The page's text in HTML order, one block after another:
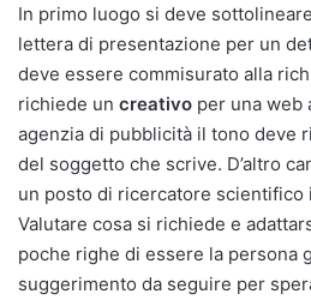
In primo luogo si deve
lettera di presentazione per un
deve essere commisurato alla
richiede un creativo per una web
agenzia di pubblicità il tono deve
del soggetto che scrive. D’altro
un posto di ricercatore scientifico
Valutare cosa si richiede e
poche righe di essere la persona
suggerimento da seguire per